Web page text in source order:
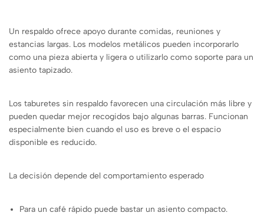
Un respaldo ofrece apoyo durante comidas, reuniones y
estancias largas. Los modelos metálicos pueden incorporarlo
como una pieza abierta y ligera o utilizarlo como soporte para un
asiento tapizado.
Los taburetes sin respaldo favorecen una circulación más libre y
pueden quedar mejor recogidos bajo algunas barras. Funcionan
especialmente bien cuando el uso es breve o el espacio
disponible es reducido.
La decisión depende del comportamiento esperado
Para un café rápido puede bastar un asiento compacto.